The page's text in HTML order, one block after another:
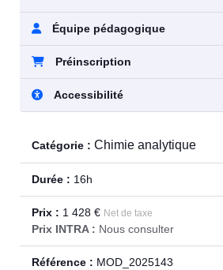
Équipe pédagogique
Préinscription
Accessibilité
Catégorie : Chimie analytique
Durée : 16h
Prix : 1 428 € Net de taxe
Prix INTRA : Nous consulter
Référence : MOD_2025143